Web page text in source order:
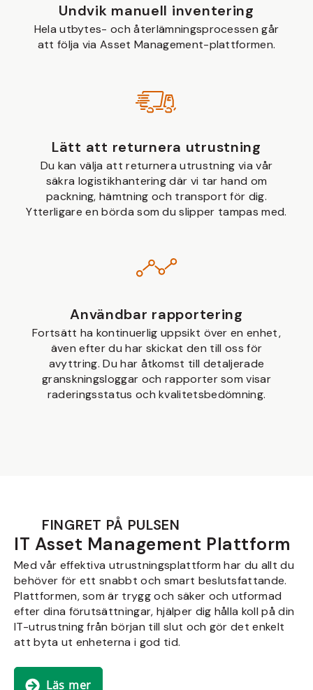
Undvik manuell inventering
Hela utbytes- och återlämningsprocessen går
att följa via Asset Management-plattformen.
Lätt att returnera utrustning
Du kan välja att returnera utrustning via vår
säkra logistikhantering där vi tar hand om
packning, hämtning och transport för dig.
Ytterligare en börda som du slipper tampas med.
Användbar rapportering
Fortsätt ha kontinuerlig uppsikt över en enhet,
även efter du har skickat den till oss för
avyttring. Du har åtkomst till detaljerade
granskningsloggar och rapporter som visar
raderingsstatus och kvalitetsbedömning.
FINGRET PÅ PULSEN
IT Asset Management Plattform
Med vår effektiva utrustningsplattform har du allt du
behöver för ett snabbt och smart beslutsfattande.
Plattformen, som är trygg och säker och utformad
efter dina förutsättningar, hjälper dig hålla koll på din
IT-utrustning från början till slut och gör det enkelt
att byta ut enheterna i god tid.
Läs mer